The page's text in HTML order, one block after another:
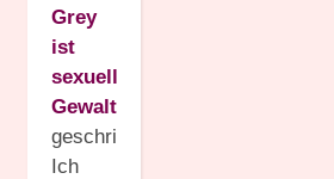
Grey
ist
sexuelle
Gewalt
geschrieben.
Ich